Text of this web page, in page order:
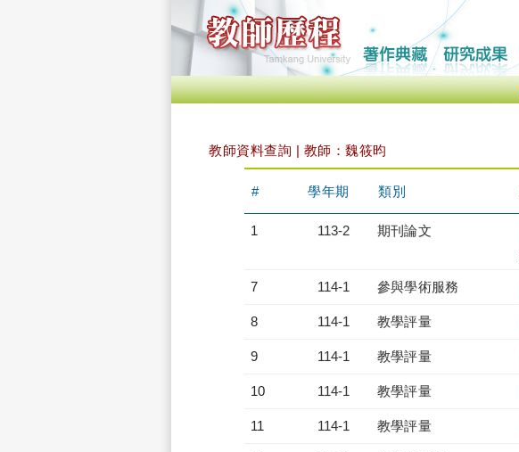
教師資料查詢 | 教師：魏筱昀
# 學年期 類別
1 113-2 期刊論文
7 114-1 參與學術服務
8 114-1 教學評量
9 114-1 教學評量
10 114-1 教學評量
11 114-1 教學評量